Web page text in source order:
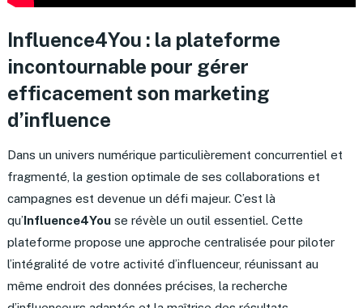
Influence4You : la plateforme
incontournable pour gérer
efficacement son marketing
d’influence
Dans un univers numérique particulièrement concurrentiel et
fragmenté, la gestion optimale de ses collaborations et
campagnes est devenue un défi majeur. C’est là
qu’Influence4Youse révèle un outil essentiel. Cette
plateforme propose une approche centralisée pour piloter
l’intégralité de votre activité d’influenceur, réunissant au
même endroit des données précises, la recherche